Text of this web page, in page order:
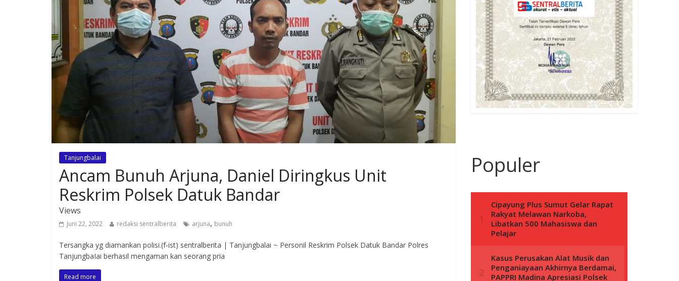
Tanjungbalai
Ancam Bunuh Arjuna, Daniel Diringkus Unit
Reskrim Polsek Datuk Bandar
Views
Juni 22, 2022 redaksi sentralberita arjuna, bunuh
Tersangka yg diamankan polisi.(f-ist) sentralberita | Tanjungbalai ~ Personil Reskrim Polsek Datuk Bandar Polres
TanjungbaIai berhasil mengaman kan seorang pria
Read more
Populer